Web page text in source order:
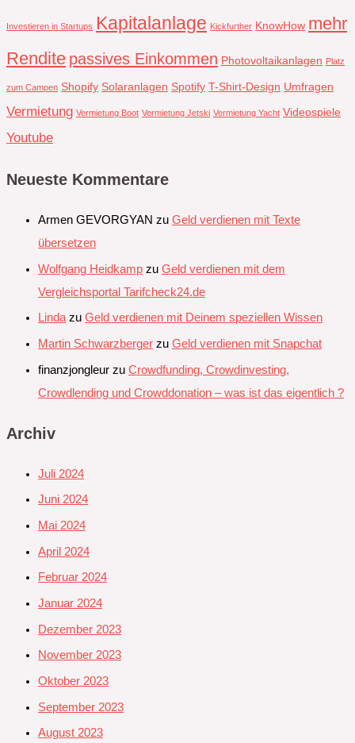
Investieren in Startups Kapitalanlage Kickfurther KnowHow mehr
Rendite passives Einkommen Photovoltaikanlagen Platz
zum Campen Shopify Solaranlagen Spotify T-Shirt-Design Umfragen
Vermietung Vermietung Boot Vermietung Jetski Vermietung Yacht Videospiele
Youtube
Neueste Kommentare
Armen GEVORGYAN zu Geld verdienen mit Texte
übersetzen
Wolfgang Heidkamp zu Geld verdienen mit dem
Vergleichsportal Tarifcheck24.de
Lindazu Geld verdienen mit Deinem speziellen Wissen
Martin Schwarzberger zu Geld verdienen mit Snapchat‭
finanzjongleur zu Crowdfunding, Crowdinvesting,
Crowdlending und Crowddonation – was ist das eigentlich ?
Archiv
Juli 2024
Juni 2024
Mai 2024
April 2024
Februar 2024
Januar 2024
Dezember 2023
November 2023
Oktober 2023
September 2023
August 2023